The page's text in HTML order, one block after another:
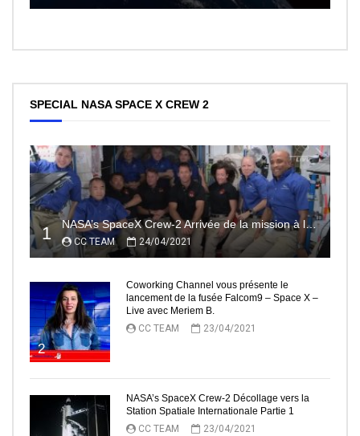
SPECIAL NASA SPACE X CREW 2
1 NASA’s SpaceX Crew-2 Arrivée de la mission à la Station Spatiale Internationale Partie2
CC TEAM 24/04/2021
2
Coworking Channel vous présente le
lancement de la fusée Falcom9 – Space X –
Live avec Meriem B.
CC TEAM
23/04/2021
NASA’s SpaceX Crew-2 Décollage vers la
Station Spatiale Internationale Partie 1
CC TEAM
23/04/2021